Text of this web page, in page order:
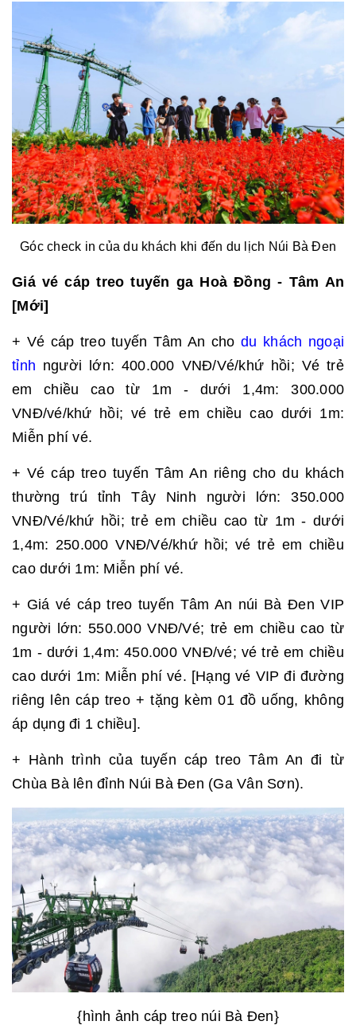
Góc check in của du khách khi đến du lịch Núi Bà Đen
Giá vé cáp treo tuyến ga Hoà Đồng - Tâm An
[Mới]
+ Vé cáp treo tuyến Tâm An chodu khách ngoại
tỉnh người lớn: 400.000 VNĐ/Vé/khứ hồi; Vé trẻ
em chiều cao từ 1m - dưới 1,4m: 300.000
VNĐ/vé/khứ hồi; vé trẻ em chiều cao dưới 1m:
Miễn phí vé.
+ Vé cáp treo tuyến Tâm An riêng cho du khách
thường trú tỉnh Tây Ninh người lớn: 350.000
VNĐ/Vé/khứ hồi; trẻ em chiều cao từ 1m - dưới
1,4m: 250.000 VNĐ/Vé/khứ hồi; vé trẻ em chiều
cao dưới 1m: Miễn phí vé.
+ Giá vé cáp treo tuyến Tâm An núi Bà Đen VIP
người lớn: 550.000 VNĐ/Vé; trẻ em chiều cao từ
1m - dưới 1,4m: 450.000 VNĐ/vé; vé trẻ em chiều
cao dưới 1m: Miễn phí vé. [Hạng vé VIP đi đường
riêng lên cáp treo + tặng kèm 01 đồ uống, không
áp dụng đi 1 chiều].
+ Hành trình của tuyến cáp treo Tâm An đi từ
Chùa Bà lên đỉnh Núi Bà Đen (Ga Vân Sơn).
{hình ảnh cáp treo núi Bà Đen}